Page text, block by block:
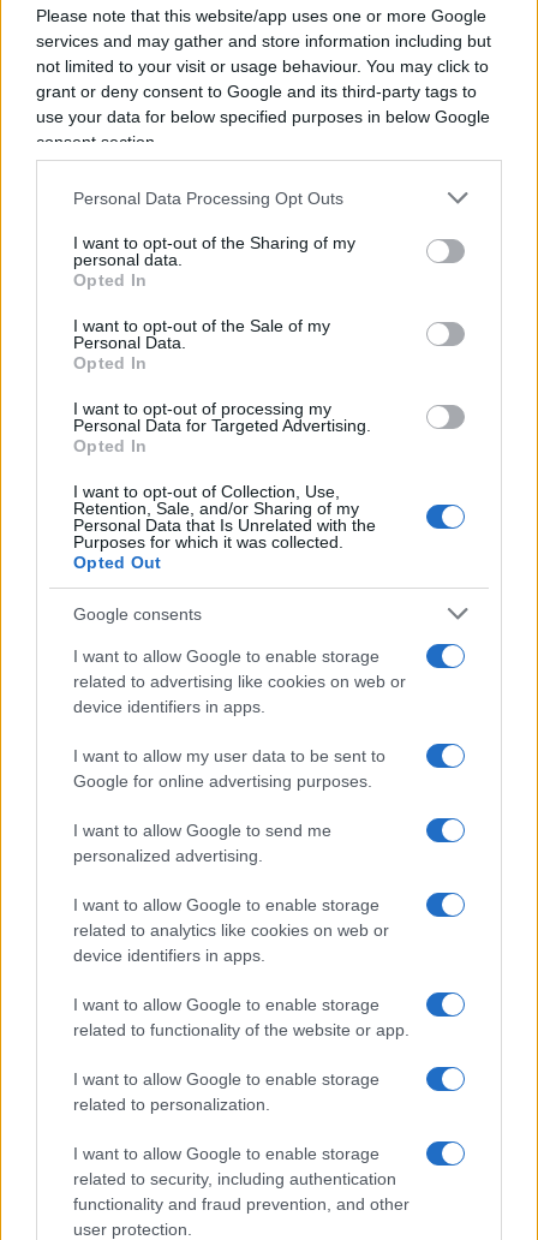
Please note that this website/app uses one or more Google
services and may gather and store information including but
not limited to your visit or usage behaviour. You may click to
grant or deny consent to Google and its third-party tags to
use your data for below specified purposes in below Google
consent section.
Personal Data Processing Opt Outs
I want to opt-out of the Sharing of my
personal data.
Opted In
I want to opt-out of the Sale of my
Personal Data.
Opted In
I want to opt-out of processing my
Personal Data for Targeted Advertising.
Opted In
I want to opt-out of Collection, Use,
Retention, Sale, and/or Sharing of my
Personal Data that Is Unrelated with the
Purposes for which it was collected.
Opted Out
Google consents
I want to allow Google to enable storage
related to advertising like cookies on web or
device identifiers in apps.
I want to allow my user data to be sent to
Google for online advertising purposes.
I want to allow Google to send me
personalized advertising.
I want to allow Google to enable storage
related to analytics like cookies on web or
device identifiers in apps.
I want to allow Google to enable storage
related to functionality of the website or app.
I want to allow Google to enable storage
related to personalization.
I want to allow Google to enable storage
related to security, including authentication
functionality and fraud prevention, and other
user protection.
del settore, che il meccanismo lascerà per strada
circa 2.300 persone oggi incaricate di gestire il
customer care e il back office delmercato
tutelato, e che inizialmente avrebbero dovuto
essere assorbite in modo proporzionale da chi si
Le associazioni dei consumatori sono comunque
soddisfatte della ottenuta proroga per le bollette
della luce. Nulla dovrebbe invece cambiare per
che resta il 10 gennaio.
La liberalizzazione delle bollette era stata iniziata
nel 1999 da Pierluigi Bersani. Un quarto di secolo
dopo non abbiamo ancora completato il
processo. Un po’ di rapidità in più nelle riforme
non farebbe male al nostro Paese.
Per approfondire leggete:
nostre bollette dopo l’attacco terroristico di
Hamas a Israele. Senza contare che ora a
destabilizzare ulteriormente il mercato
internazionale c’èla grave crisi nel canale di
hanno ripreso la via del rialzo.
Il mercato tutelato, dove le tariffe sono fissate
Arerain base alle quotazioni delle materie
fragili e i redditi più bassi. L’ingrediente magico
per abbassare i prezzi resta però la concorrenza
tra i diversi operatori; perlomeno per noi liberali.
Naturalmente con un severo controllo da parte
dell’Antitrust per evitare il rischio dei “Cartelli”.